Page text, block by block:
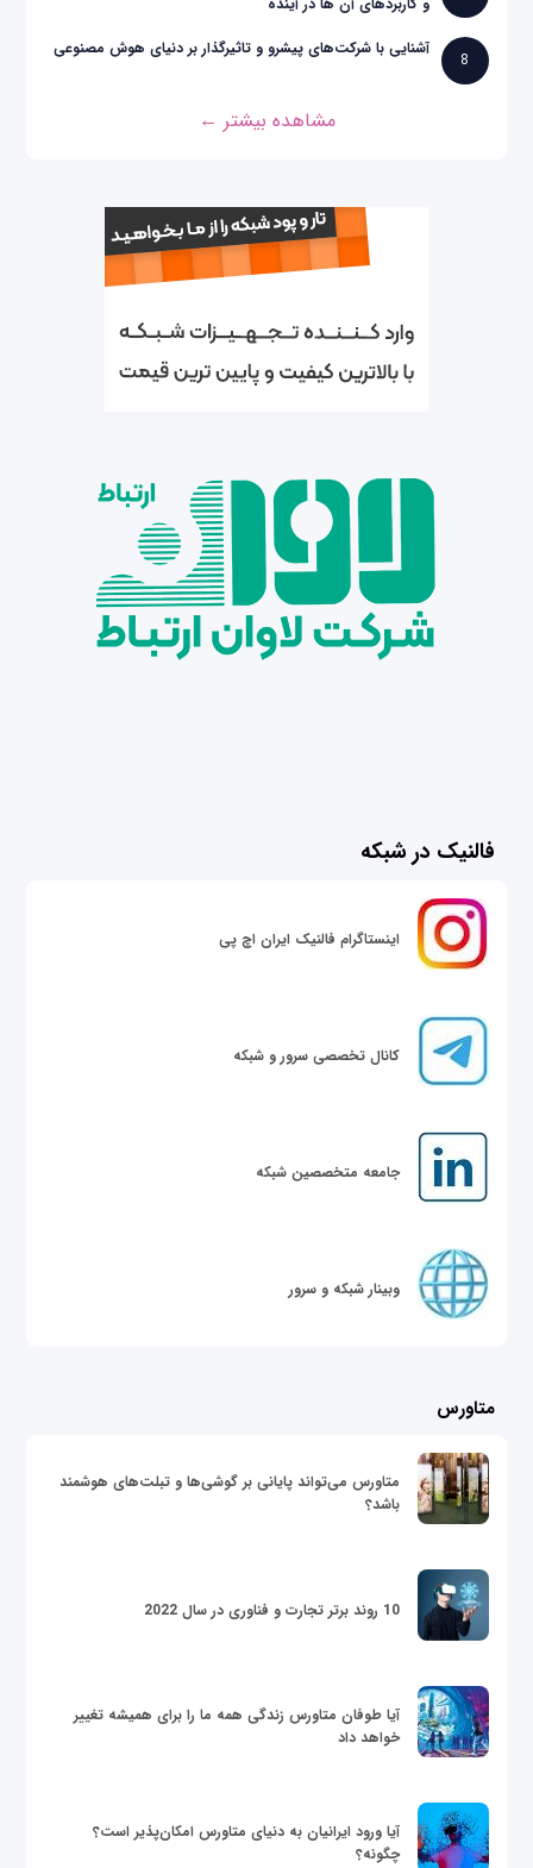
8
آشنایی با شرکت‌های پیشرو و تاثیرگذار بر دنیای هوش مصنوعی
مشاهده بیشتر ←
فالنیک در شبکه
اینستاگرام فالنیک ایران اچ پی
کانال تخصصی سرور و شبکه
جامعه متخصصین شبکه
وبینار شبکه و سرور
متاورس
متاورس می‌تواند پایانی بر گوشی‌ها و تبلت‌های هوشمند
باشد؟
10 روند برتر تجارت و فناوری در سال 2022
آیا طوفان متاورس زندگی همه ما را برای همیشه تغییر
خواهد داد
آیا ورود ایرانیان به دنیای متاورس امکان‌پذیر است؟
چگونه؟